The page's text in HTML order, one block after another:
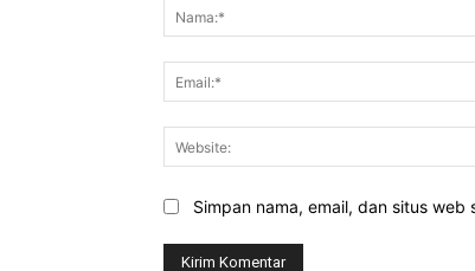
Simpan nama, email, dan situs